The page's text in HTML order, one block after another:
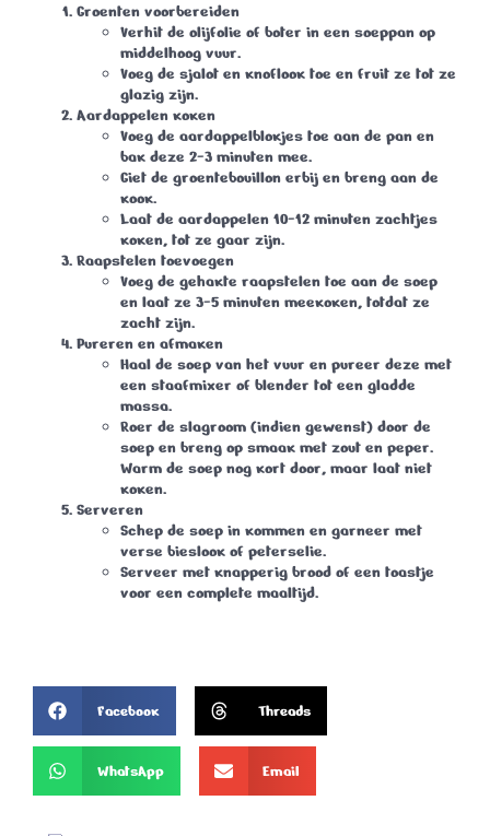
Groenten voorbereiden
Verhit de olijfolie of boter in een soeppan op
middelhoog vuur.
Voeg de sjalot en knoflook toe en fruit ze tot ze
glazig zijn.
Aardappelen koken
Voeg de aardappelblokjes toe aan de pan en
bak deze 2-3 minuten mee.
Giet de groentebouillon erbij en breng aan de
kook.
Laat de aardappelen 10-12 minuten zachtjes
koken, tot ze gaar zijn.
Raapstelen toevoegen
Voeg de gehakte raapstelen toe aan de soep
en laat ze 3-5 minuten meekoken, totdat ze
zacht zijn.
Pureren en afmaken
Haal de soep van het vuur en pureer deze met
een staafmixer of blender tot een gladde
massa.
Roer de slagroom (indien gewenst) door de
soep en breng op smaak met zout en peper.
Warm de soep nog kort door, maar laat niet
koken.
Serveren
Schep de soep in kommen en garneer met
verse bieslook of peterselie.
Serveer met knapperig brood of een toastje
voor een complete maaltijd.
Facebook Threads
WhatsApp Email